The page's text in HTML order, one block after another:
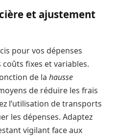
et ajustement
pour vos dépenses
fixes et variables.
de la hausse
de réduire les frais
l’utilisation de transports
les dépenses. Adaptez
vigilant face aux